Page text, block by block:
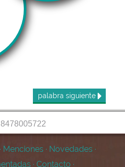
palabra siguiente
8478005722
· Menciones · Novedades ·
· Contacto ·